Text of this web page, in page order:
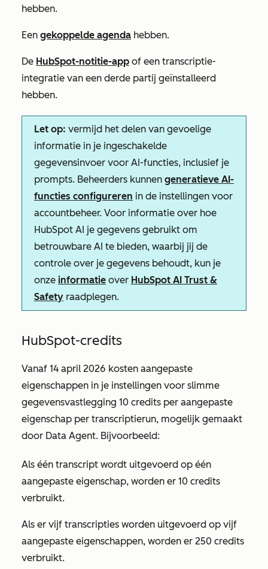
hebben.
Een gekoppelde agenda hebben.
De HubSpot-notitie-app of een transcriptie-
integratie van een derde partij geïnstalleerd
hebben.
Let op: vermijd het delen van gevoelige
informatie in je ingeschakelde
gegevensinvoer voor AI-functies, inclusief je
prompts. Beheerders kunnen generatieve AI-
functies configureren in de instellingen voor
accountbeheer. Voor informatie over hoe
HubSpot AI je gegevens gebruikt om
betrouwbare AI te bieden, waarbij jij de
controle over je gegevens behoudt, kun je
onze informatie over HubSpot AI Trust &
Safety raadplegen.
HubSpot-credits
Vanaf 14 april 2026 kosten aangepaste
eigenschappen in je instellingen voor slimme
gegevensvastlegging 10 credits per aangepaste
eigenschap per transcriptierun, mogelijk gemaakt
door Data Agent. Bijvoorbeeld:
Als één transcript wordt uitgevoerd op één
aangepaste eigenschap, worden er 10 credits
verbruikt.
Als er vijf transcripties worden uitgevoerd op vijf
aangepaste eigenschappen, worden er 250 credits
verbruikt.